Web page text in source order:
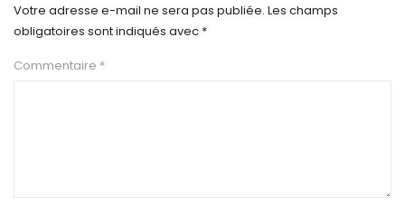
Votre adresse e-mail ne sera pas publiée. Les champs
obligatoires sont indiqués avec *
Commentaire *